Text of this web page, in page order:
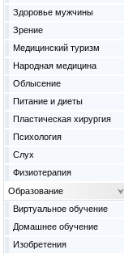
Здоровье мужчины
Зрение
Медицинский туризм
Народная медицина
Облысение
Питание и диеты
Пластическая хирургия
Психология
Слух
Физиотерапия
Образование
Виртуальное обучение
Домашнее обучение
Изобретения